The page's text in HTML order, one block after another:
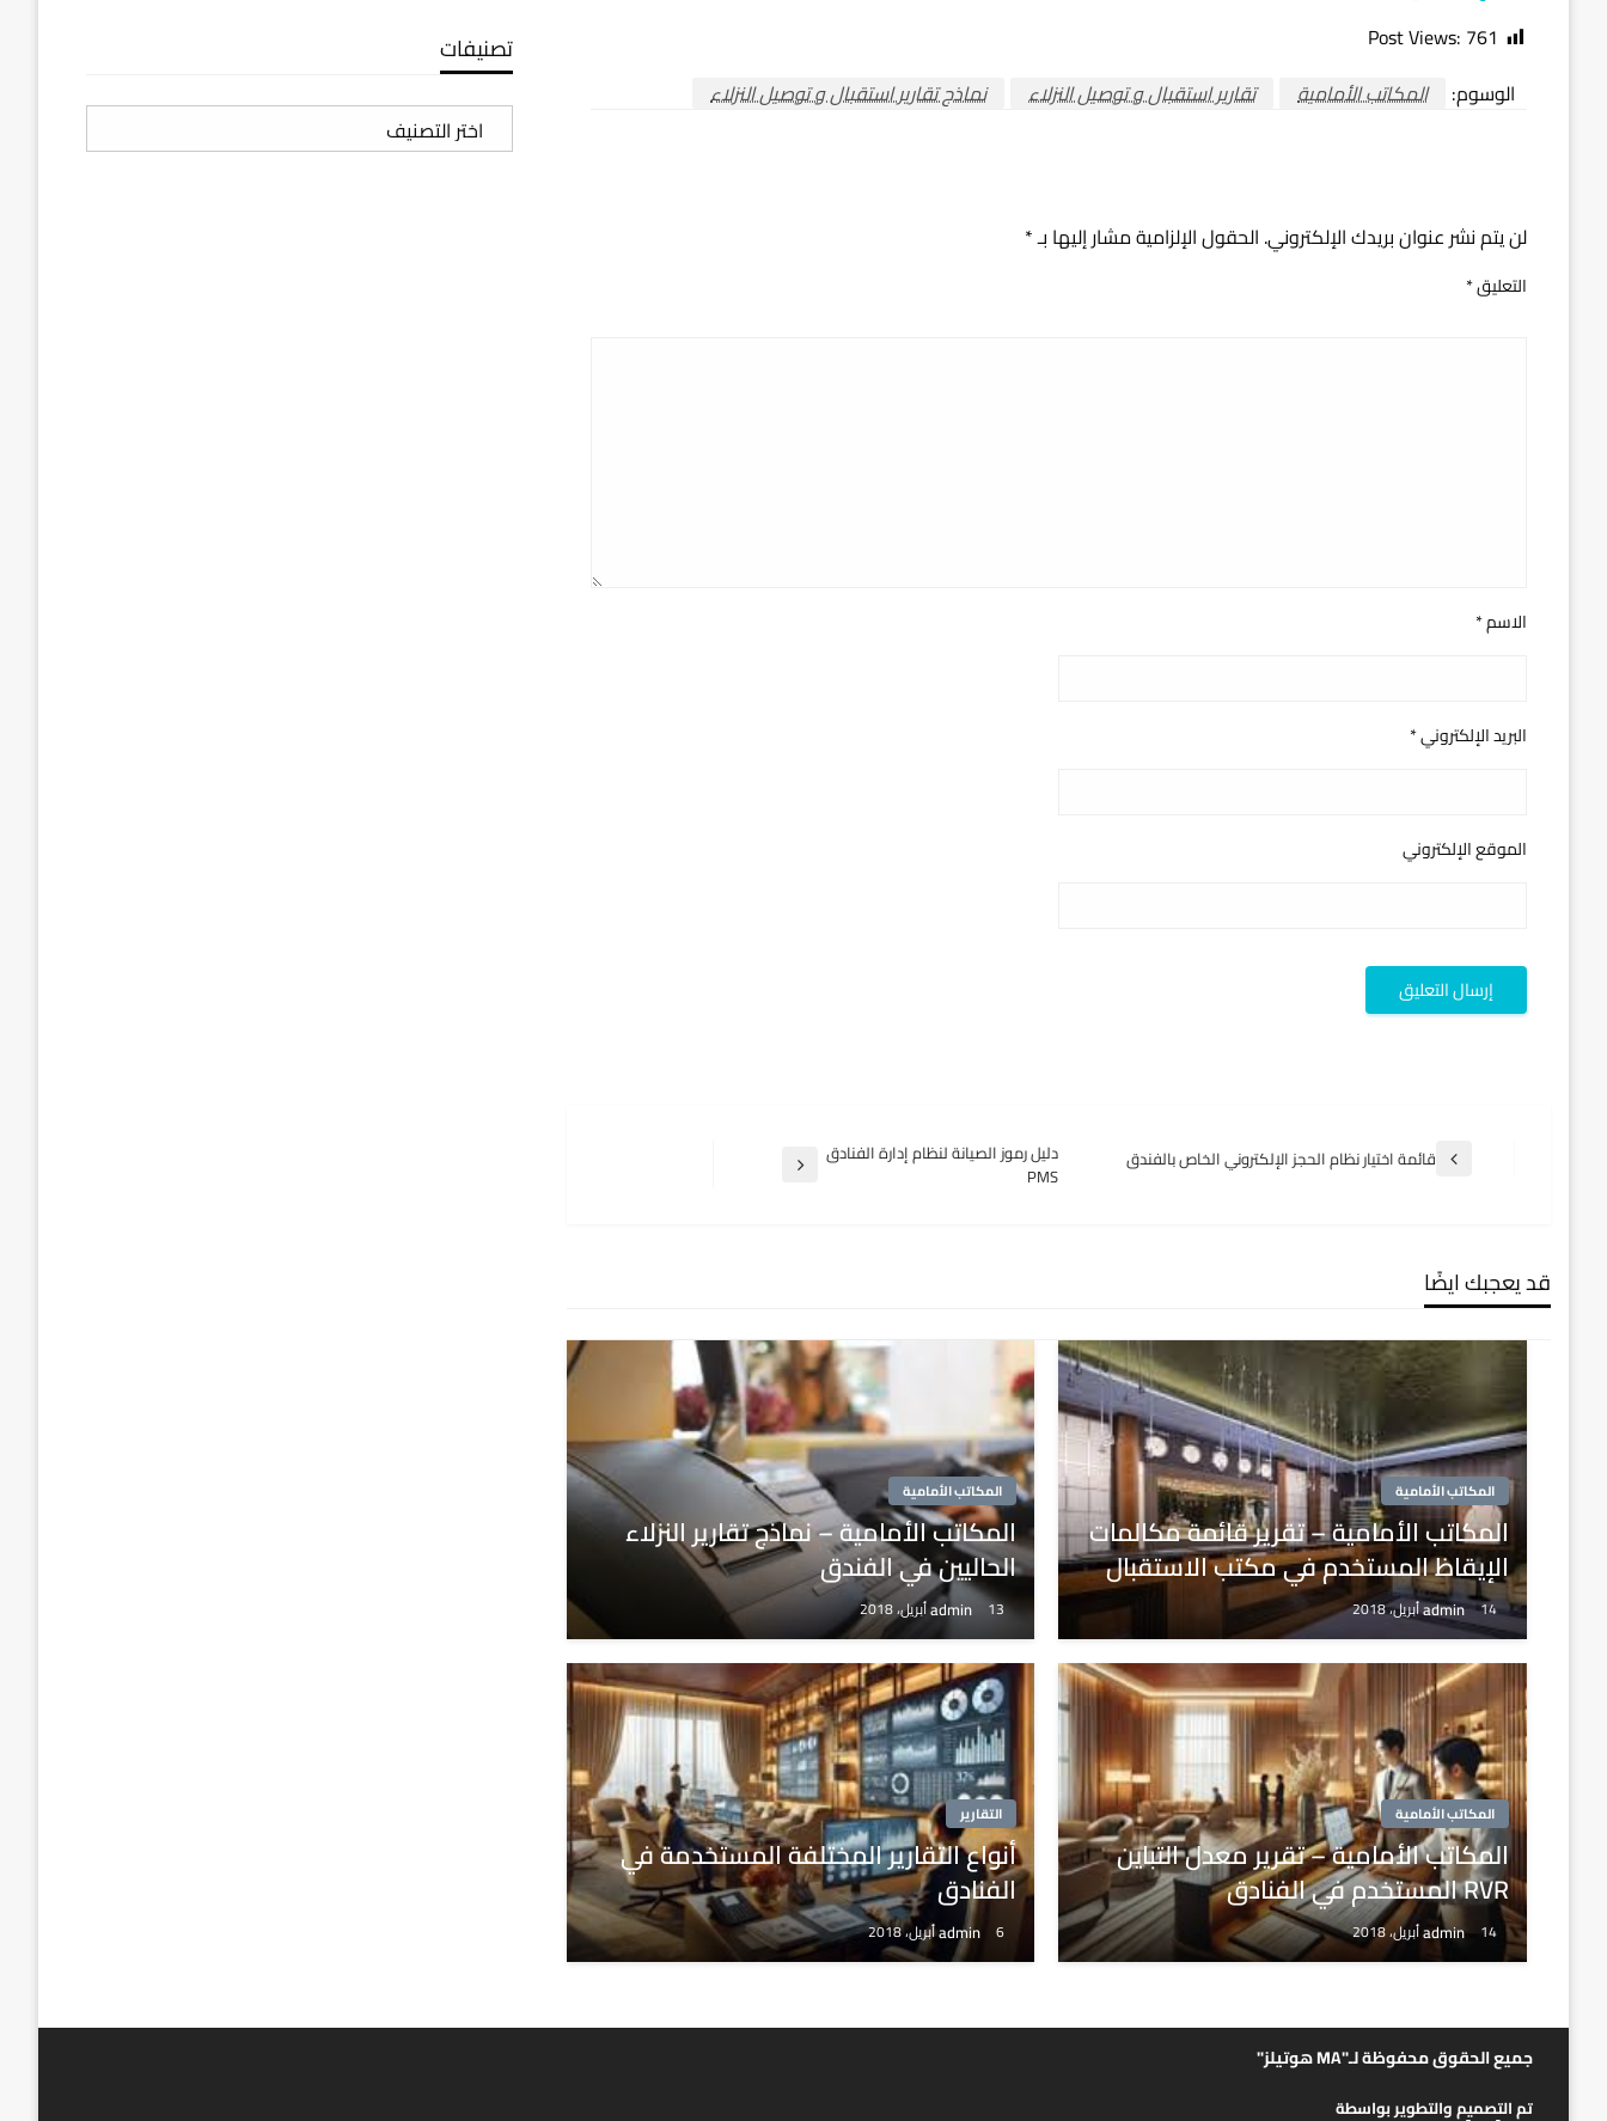
Post Views: 761
الوسوم:
المكاتب الأمامية تقارير استقبال و توصيل النزلاء نماذج تقارير استقبال و توصيل النزلاء
لن يتم نشر عنوان بريدك الإلكتروني. الحقول الإلزامية مشار إليها بـ*
التعليق*
الاسم*
البريد الإلكتروني*
الموقع الإلكتروني
تصفّح
المقالة قائمة اختيار نظام الحجز الإلكتروني الخاص بالفندق
المقالة
دليل رموز الصيانة لنظام إدارة الفنادق
PMS
قد يعجبك ايضًا
المكاتب الأمامية
المكاتب الأمامية – تقرير قائمة مكالمات
الإيقاظ المستخدم في مكتب الاستقبال
admin 14 أبريل، 2018
المكاتب الأمامية
المكاتب الأمامية – نماذج تقارير النزلاء
الحاليين في الفندق
admin 13 أبريل، 2018
المكاتب الأمامية
المكاتب الأمامية – تقرير معدل التباين
RVR المستخدم في الفنادق
admin 14 أبريل، 2018
التقارير
أنواع التقارير المختلفة المستخدمة في
الفنادق
admin 6 أبريل، 2018
تصنيفات
تصنيفات
جميع الحقوق محفوظة لـ"MA هوتيلز"
تم التصميم والتطوير بواسطة